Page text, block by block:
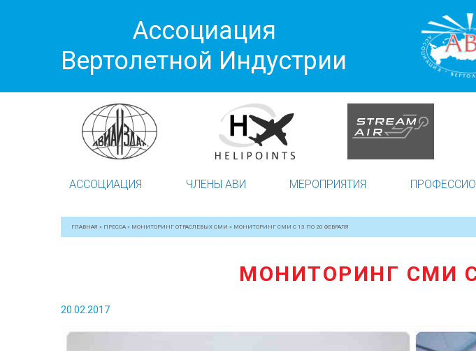
Ассоциация
Вертолетной Индустрии
АССОЦИАЦИЯ ЧЛЕНЫ АВИ МЕРОПРИЯТИЯ
ГЛАВНАЯ » ПРЕССА » МОНИТОРИНГ ОТРАСЛЕВЫХ СМИ » МОНИТОРИНГ СМИ С 13 ПО 20 ФЕВРАЛЯ
МОНИТОРИНГ СМИ
20.02.2017